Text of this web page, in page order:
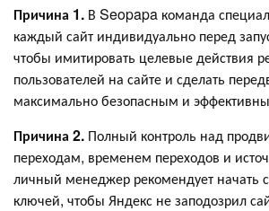
Причина 1. В Seopapa команда
каждый сайт индивидуально перед
чтобы имитировать целевые действия
пользователей на сайте и сделать
максимально безопасным и
Причина 2. Полный контроль над
переходам, временем переходов и
личный менеджер рекомендует начать
ключей, чтобы Яндекс не заподозрил